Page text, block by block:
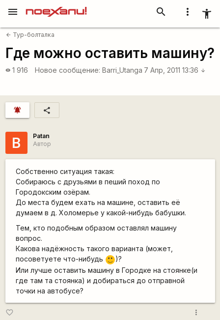
more_vert accessibility_new
search
menu
arrow_back Тур-болталка
Где можно оставить машину?
visibility 1 916 Новое сообщение: Barri_Utanga 7 Апр, 2011 13:36 arrow_downward
notifications_active share
В
Patan
Автор
Собственно ситуация такая:
Собираюсь с друзьями в пеший поход по
Городокским озёрам.
До места будем ехать на машине, оставить её
думаем в д. Холомерье у какой-нибудь бабушки.
Тем, кто подобным образом оставлял машину
вопрос.
Какова надёжность такого варианта (может,
посоветуете что-нибудь
:) )?
Или лучше оставить машину в Городке на стоянке(и
где там та стоянка) и добираться до отправной
точки на автобусе?
favorite_border more_vert